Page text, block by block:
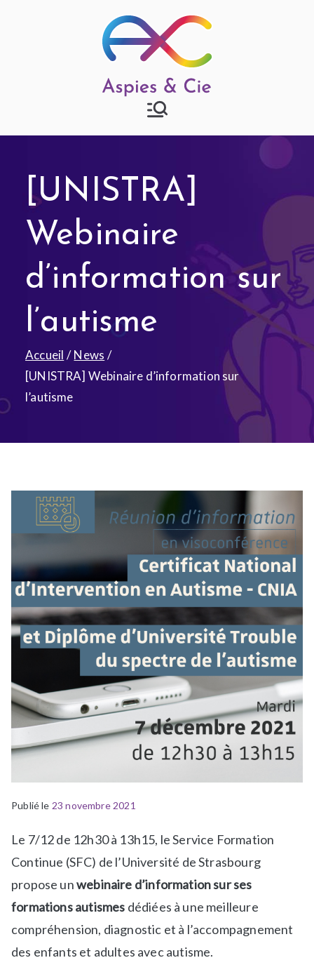
Aspies & Cie
[UNISTRA]
Webinaire
d’information sur
l’autisme
Accueil
News
[UNISTRA] Webinaire d’information sur
l’autisme
Publié le 23 novembre 2021
P
b
l
é
d
a
n
É
i
q
e
t
é
F
Le 7/12 de 12h30 à 13h15, le Service Formation
Continue (SFC) de l’Université de Strasbourg
propose unwebinaire d’information sur ses
formations autismes dédiées à une meilleure
compréhension, diagnostic et à l’accompagnement
des enfants et adultes avec autisme.